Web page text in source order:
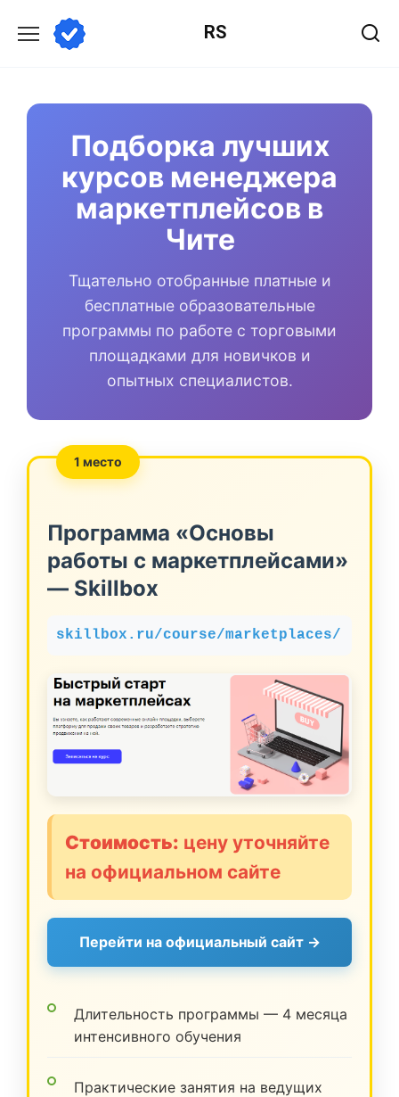
содержанию
RS
Подборка лучших
курсов менеджера
маркетплейсов в
Чите
Тщательно отобранные платные и
бесплатные образовательные
программы по работе с торговыми
площадками для новичков и
опытных специалистов.
1 место
Программа «Основы
работы с маркетплейсами»
— Skillbox
skillbox.ru/course/marketplaces/
Стоимость: цену уточняйте
на официальном сайте
Перейти на официальный сайт →
Длительность программы — 4 месяца
интенсивного обучения
Практические занятия на ведущих